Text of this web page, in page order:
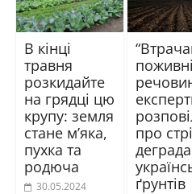
В кінці
травня
розкидайте
на грядці цю
крупу: земля
стане м’яка,
пухка та
родюча
30.05.2024
поживні
про
ґрунтів